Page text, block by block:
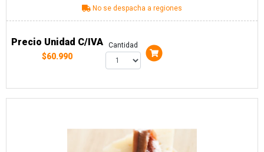
No se despacha a regiones
Precio Unidad C/IVA
$60.990
Cantidad